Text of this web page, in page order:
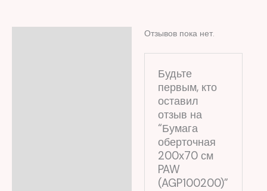
Отзывов пока нет.
Будьте
первым, кто
оставил
отзыв на
“Бумага
оберточная
200х70 см
PAW
(AGP100200)”